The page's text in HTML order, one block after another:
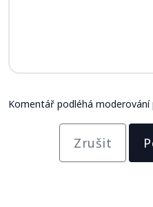
Komentář podléhá moderování
Zrušit